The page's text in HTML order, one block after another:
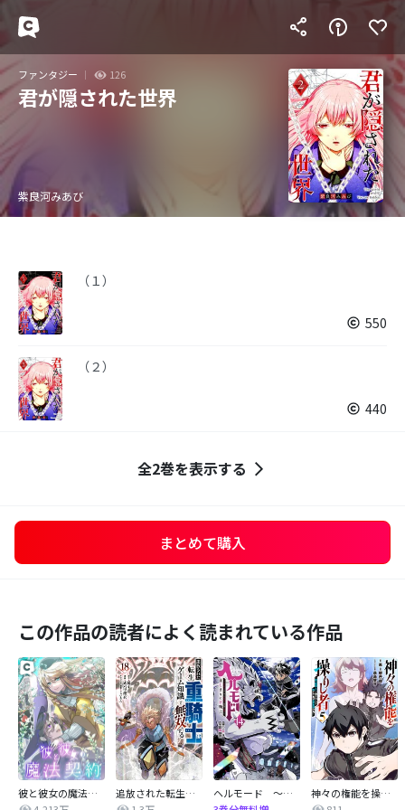
ファンタジー 126
君が隠された世界
紫良河みあび
（１）
550
（２）
440
全2巻を表示する
まとめて購入
この作品の読者によく読まれている作品
彼と彼女の魔法契約
追放された転生重騎士はゲーム知識で無双する
ヘルモード ～やり込み好きのゲーマーは廃設定の異世界で無双する～はじまりの召喚士
神々の権能を操りし者～能力数値『０』で蔑まれている俺だが、実は世界最強の一角～